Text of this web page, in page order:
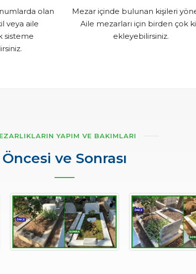
olan
veya aile
sisteme
Mezar içinde bulunan kişileri
Aile mezarları için birden çok
ekleyebilirsiniz.
YAPIM VE BAKIMLARI
Öncesi ve Sonrası